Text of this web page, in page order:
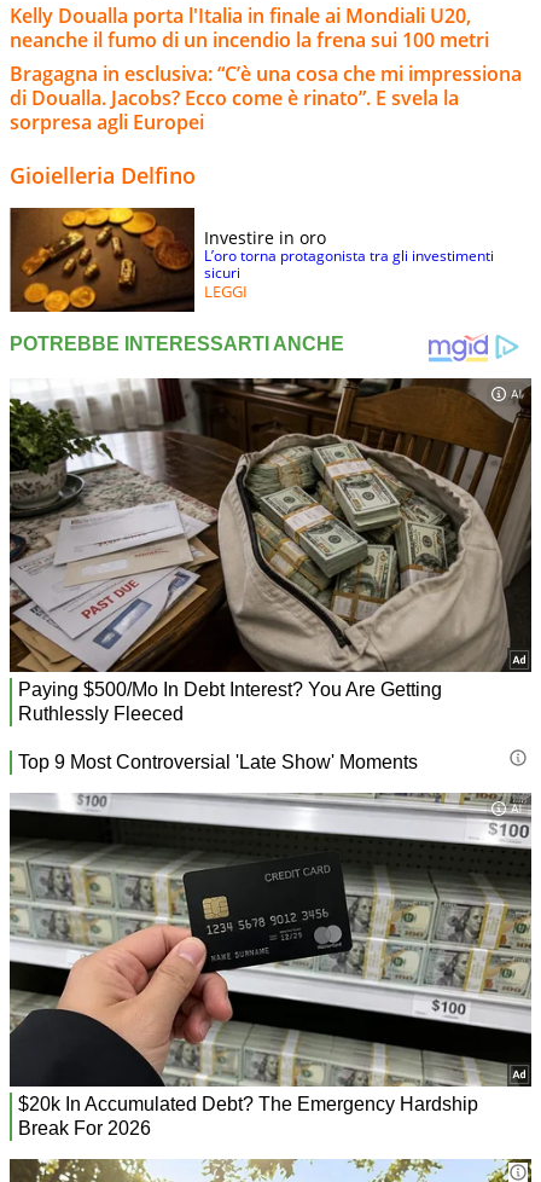
Kelly Doualla porta l'Italia in finale ai Mondiali U20,
neanche il fumo di un incendio la frena sui 100 metri
Bragagna in esclusiva: “C’è una cosa che mi impressiona
di Doualla. Jacobs? Ecco come è rinato”. E svela la
sorpresa agli Europei
Gioielleria Delfino
Investire in oro
L’oro torna protagonista tra gli investimenti
sicuri
LEGGI